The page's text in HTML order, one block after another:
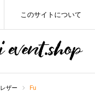
このサイトについて
レザー Fu